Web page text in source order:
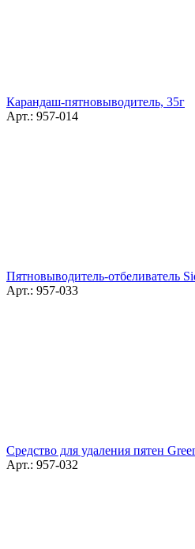
Карандаш-пятновыводитель, 35г
Арт.: 957-014
Пятновыводитель-отбеливатель
Арт.: 957-033
Средство для удаления пятен
Арт.: 957-032